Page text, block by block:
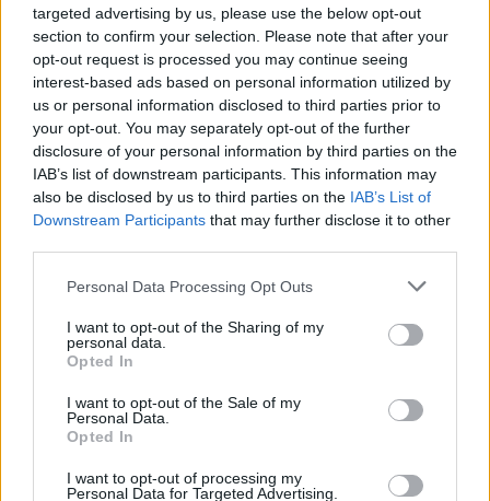
targeted advertising by us, please use the below opt-out
section to confirm your selection. Please note that after your
opt-out request is processed you may continue seeing
interest-based ads based on personal information utilized by
us or personal information disclosed to third parties prior to
your opt-out. You may separately opt-out of the further
disclosure of your personal information by third parties on the
IAB’s list of downstream participants. This information may
also be disclosed by us to third parties on the IAB’s List of
Downstream Participants that may further disclose it to other
Personal Data Processing Opt Outs
I want to opt-out of the Sharing of my
personal data.
Opted In
I want to opt-out of the Sale of my
Personal Data.
Opted In
I want to opt-out of processing my
Personal Data for Targeted Advertising.
Esim for Global
Esim for USA| Esim for Italy| Esim for Spain|Esim